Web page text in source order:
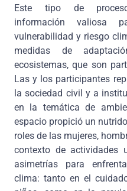
Este tipo de
información valiosa
vulnerabilidad y riesgo
medidas de
ecosistemas, que son
Las y los participantes
la sociedad civil y a
en la temática de
espacio propició un
roles de las mujeres,
contexto de actividades
asimetrías para
clima: tanto en el